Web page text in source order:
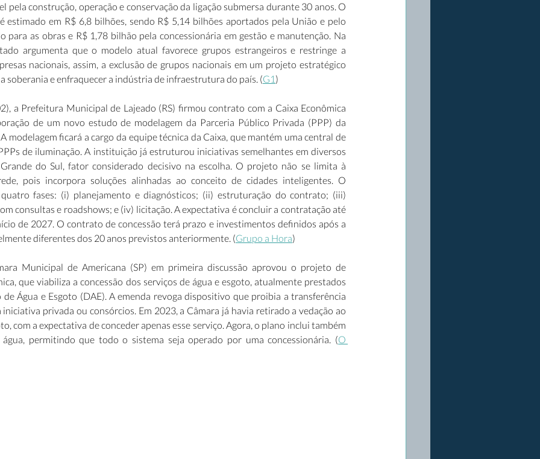
pela construção, operação e conservação da ligação submersa durante 30 anos. O
estimado em R$ 6,8 bilhões, sendo R$ 5,14 bilhões aportados pela União e pelo
para as obras e R$ 1,78 bilhão pela concessionária em gestão e manutenção. Na
argumenta que o modelo atual favorece grupos estrangeiros e restringe a
nacionais, assim, a exclusão de grupos nacionais em um projeto estratégico
soberania e enfraquecer a indústria de infraestrutura do país. (G1 )
a Prefeitura Municipal de Lajeado (RS) firmou contrato com a Caixa Econômica
de um novo estudo de modelagem da Parceria Público Privada (PPP) da
modelagem ficará a cargo da equipe técnica da Caixa, que mantém uma central de
de iluminação. A instituição já estruturou iniciativas semelhantes em diversos
do Sul, fator considerado decisivo na escolha. O projeto não se limita à
pois incorpora soluções alinhadas ao conceito de cidades inteligentes. O
fases: (i) planejamento e diagnósticos; (ii) estruturação do contrato; (iii)
consultas e roadshows; e (iv) licitação. A expectativa é concluir a contratação até
de 2027. O contrato de concessão terá prazo e investimentos definidos após a
diferentes dos 20 anos previstos anteriormente. (Grupo a Hora)
Municipal de Americana (SP) em primeira discussão aprovou o projeto de
que viabiliza a concessão dos serviços de água e esgoto, atualmente prestados
Água e Esgoto (DAE). A emenda revoga dispositivo que proibia a transferência
privada ou consórcios. Em 2023, a Câmara já havia retirado a vedação ao
com a expectativa de conceder apenas esse serviço. Agora, o plano inclui também
permitindo que todo o sistema seja operado por uma concessionária. (O